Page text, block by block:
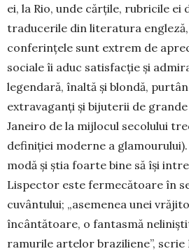
ei, la Rio, unde cărţile, rubricile ei
traducerile din literatura engleză,
conferinţele sunt extrem de
sociale îi aduc satisfacţie şi
le­gendară, înaltă şi blondă,
extravaganţi şi bijuterii de
Janeiro de la mijlocul secolului
definiţiei moderne a
modă şi ştia foarte bine să îşi
Lispector este fermecătoare în
cuvântului; „asemenea unei
încântătoare, o fantasmă
ramurile artelor braziliene”, scrie